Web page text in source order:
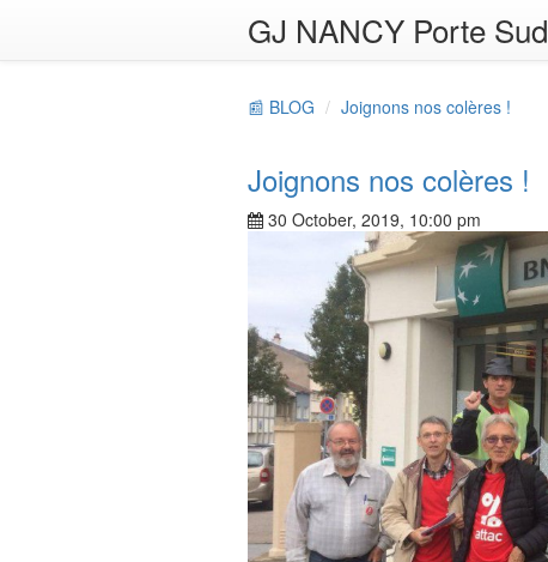
GJ NANCY Porte Sud
📰 BLOG Joignons nos colères !
Joignons nos colères !
30 October, 2019, 10:00 pm